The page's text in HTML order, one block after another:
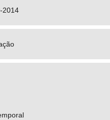
2014